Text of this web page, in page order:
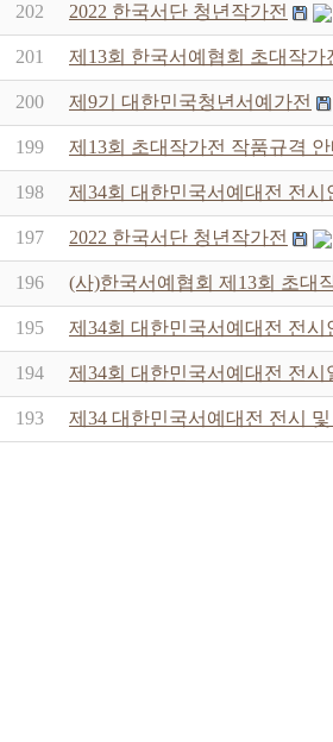
202 2022 한국서단 청년작가전
201 제13회 한국서예협회 초대작가
200 제9기 대한민국청년서예가전
199 제13회 초대작가전 작품규격 안
198 제34회 대한민국서예대전 전시
197 2022 한국서단 청년작가전
196 (사)한국서예협회 제13회 초대
195 제34회 대한민국서예대전 전시
194 제34회 대한민국서예대전 전시
193 제34 대한민국서예대전 전시